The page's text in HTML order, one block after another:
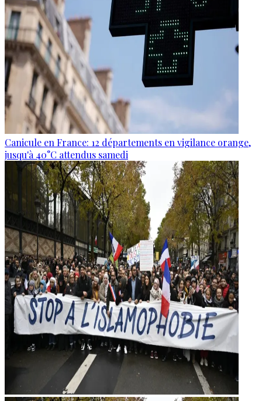
Canicule en France: 12 départements en vigilance orange,
jusqu'à 40°C attendus samedi